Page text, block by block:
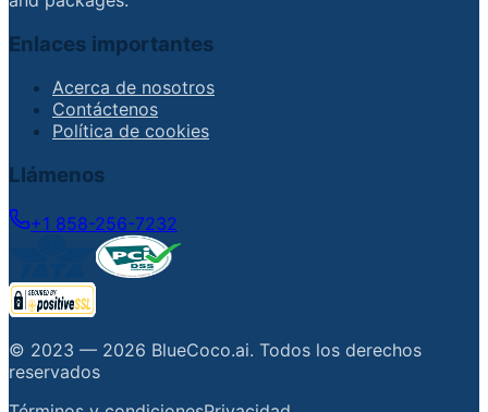
Enlaces importantes
Acerca de nosotros
Contáctenos
Política de cookies
Llámenos
+1 858-256-7232
© 2023 — 2026 BlueCoco.ai. Todos los derechos
reservados